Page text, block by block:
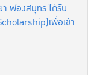
ฟองสมุทร ได้รับ
เพื่อเข้า